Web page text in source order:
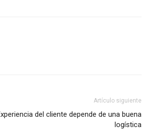
Artículo siguiente
del cliente depende de una buena
logística